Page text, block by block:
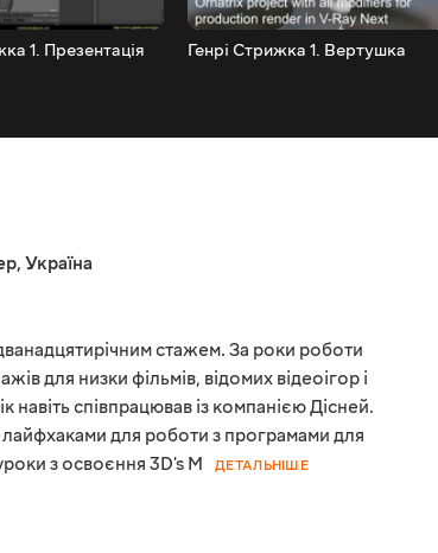
1. Презентація
Генрі Стрижка 1. Вертушка
, Україна
стажем. За роки роботи
для низки фільмів, відомих відеоігор і
навіть співпрацював із компанією Дісней.
лайфхаками для роботи з програмами для
з освоєння 3D's M
ДЕТАЛЬНІШЕ